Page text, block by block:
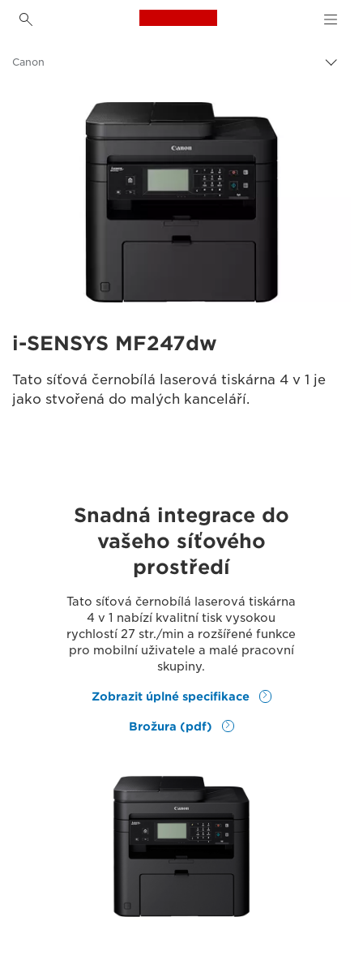
Canon Logo, back to
Canon
i-SENSYS MF247dw
Tato síťová černobílá laserová tiskárna 4 v 1 je
jako stvořená do malých kanceláří.
Snadná integrace do
vašeho síťového
prostředí
Tato síťová černobílá laserová tiskárna
4 v 1 nabízí kvalitní tisk vysokou
rychlostí 27 str./min a rozšířené funkce
pro mobilní uživatele a malé pracovní
skupiny.
Zobrazit úplné specifikace
Brožura (pdf)